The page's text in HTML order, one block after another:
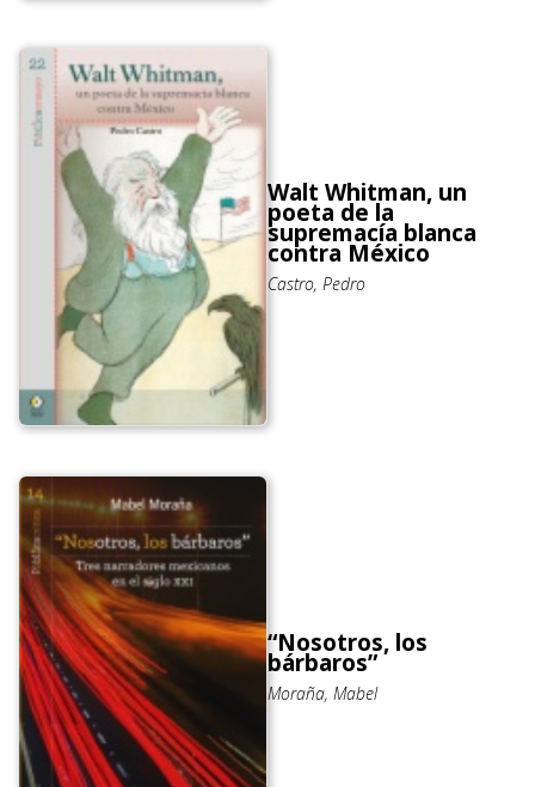
Walt Whitman, un
poeta de la
supremacía blanca
contra México
Castro, Pedro
“Nosotros, los
bárbaros”
Moraña, Mabel